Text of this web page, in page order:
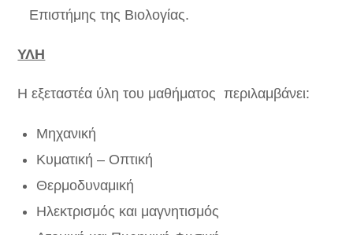
Επιστήμης της Βιολογίας.
ΥΛΗ
Η εξεταστέα ύλη του μαθήματος περιλαμβάνει:
Μηχανική
Κυματική – Οπτική
Θερμοδυναμική
Ηλεκτρισμός και μαγνητισμός